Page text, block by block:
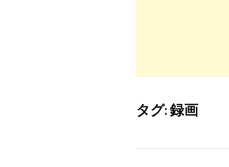
タグ:録画